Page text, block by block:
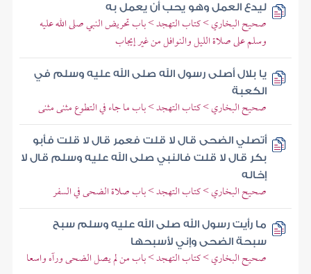
ليدع العمل وهو يحب أن يعمل به
صحيح البخاري > كتاب التهجد > باب تحريض النبي صلى الله عليه
وسلم على صلاة الليل والنوافل من غير إيجاب
يا بلال أصلى رسول الله صلى الله عليه وسلم في
الكعبة
صحيح البخاري > كتاب التهجد > باب ما جاء في التطوع مثنى مثنى
أتصلي الضحى قال لا قلت فعمر قال لا قلت فأبو
بكر قال لا قلت فالنبي صلى الله عليه وسلم قال لا
إخاله
صحيح البخاري > كتاب التهجد > باب صلاة الضحى في السفر
ما رأيت رسول الله صلى الله عليه وسلم سبح
سبحة الضحى وإني لأسبحها
صحيح البخاري > كتاب التهجد > باب من لم يصل الضحى ورآه واسعا